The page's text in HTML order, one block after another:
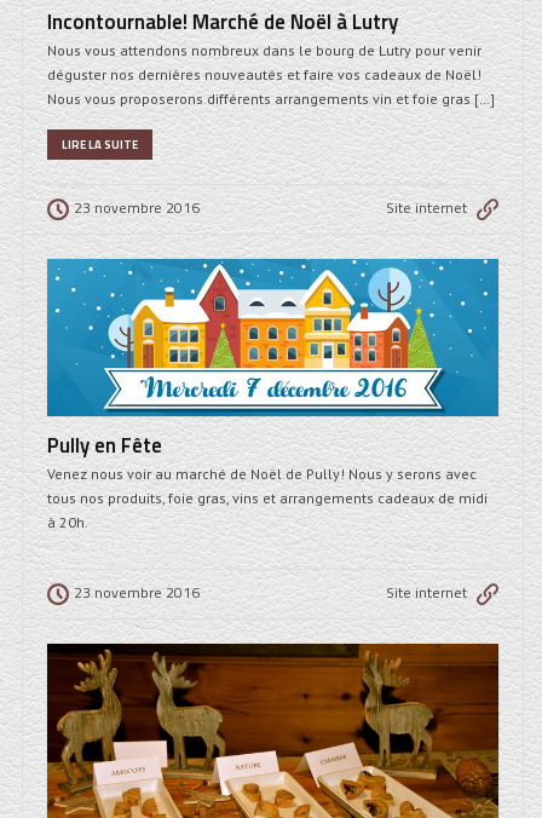
Incontournable! Marché de Noël à Lutry
Nous vous attendons nombreux dans le bourg de Lutry pour venir
déguster nos dernières nouveautés et faire vos cadeaux de Noël!
Nous vous proposerons différents arrangements vin et foie gras […]
LIRE LA SUITE
23 novembre 2016 Site internet
Pully en Fête
Venez nous voir au marché de Noël de Pully! Nous y serons avec
tous nos produits, foie gras, vins et arrangements cadeaux de midi
à 20h.
23 novembre 2016 Site internet